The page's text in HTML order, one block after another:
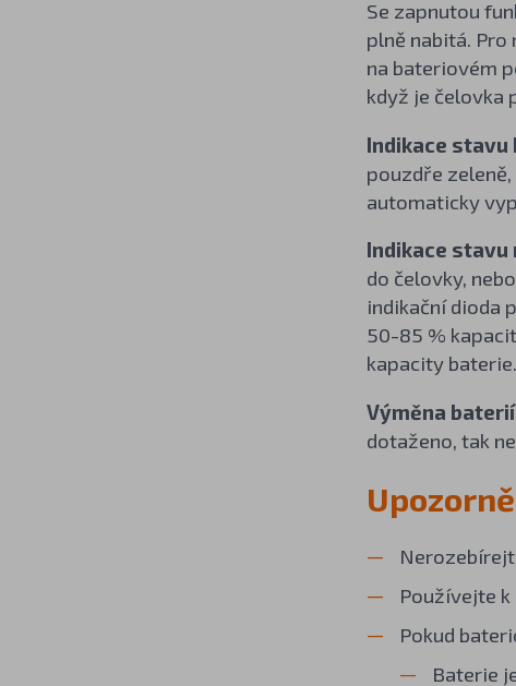
Se zapnutou
plně nabitá.
na bateriovém
když je čelovka
Indikace
pouzdře
automaticky
Indikace
do čelovky,
indikační dioda
50-85 %
kapacity baterie.
Výměna baterií
dotaženo, tak
Používejte
Pokud
Baterie